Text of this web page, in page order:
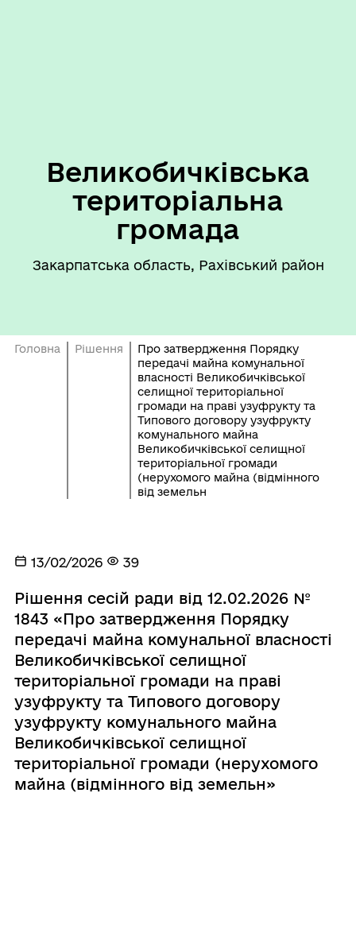
Великобичківська
територіальна
громада
Закарпатська область, Рахівський район
Головна Рішення
Про затвердження Порядку
передачі майна комунальної
власності Великобичківської
селищної територіальної
громади на праві узуфрукту та
Типового договору узуфрукту
комунального майна
Великобичківської селищної
територіальної громади
(нерухомого майна (відмінного
від земельн
13/02/2026 39
Рішення сесій ради від 12.02.2026 №
1843 «Про затвердження Порядку
передачі майна комунальної власності
Великобичківської селищної
територіальної громади на праві
узуфрукту та Типового договору
узуфрукту комунального майна
Великобичківської селищної
територіальної громади (нерухомого
майна (відмінного від земельн»